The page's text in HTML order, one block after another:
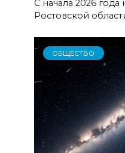
С начала 2026
Ростовской
ОБЩЕСТВО